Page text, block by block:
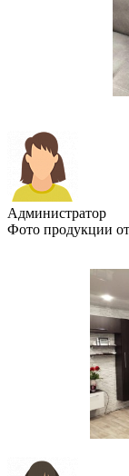
Администратор
Фото продукции